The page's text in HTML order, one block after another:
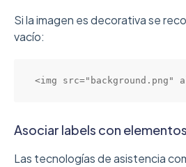
Si la imagen es decorativa se
vacío:
<img src="background.png"
Asociar labels con
Las tecnologías de asistencia